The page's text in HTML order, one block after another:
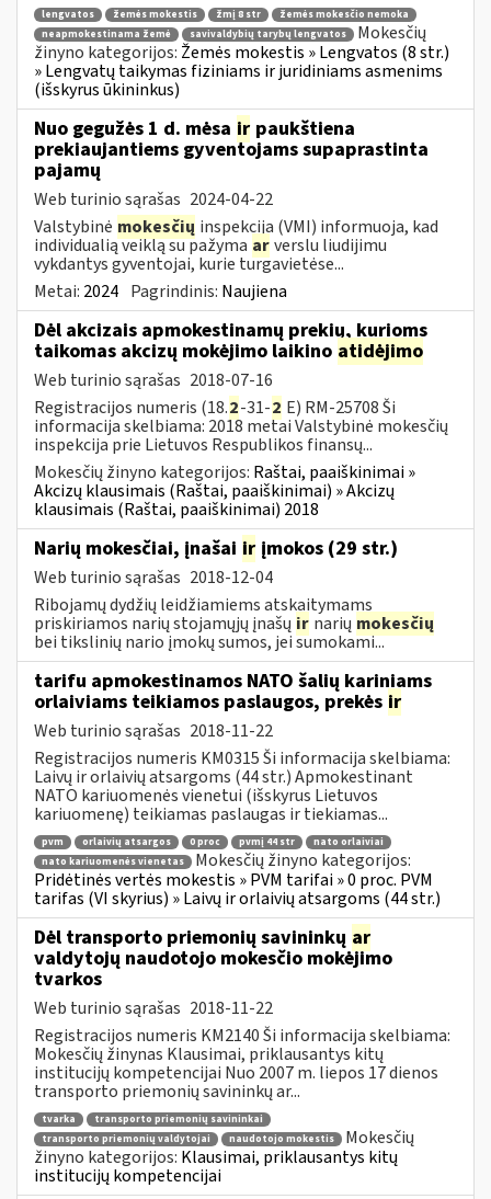
lengvatos žemės mokestis žmį 8 str
žemės mokesčio nemoka
neapmokestinama žemė
savivaldybių tarybų lengvatos
Mokesčių
žinyno kategorijos: Žemės mokestis » Lengvatos (8 str.)
» Lengvatų taikymas fiziniams ir juridiniams asmenims
(išskyrus ūkininkus)
Nuo gegužės 1 d. mėsa ir paukštiena
prekiaujantiems gyventojams supaprastinta
pajamų
Web turinio sąrašas 2024-04-22
Valstybinė mokesčių inspekcija (VMI) informuoja, kad
individualią veiklą su pažyma arverslu liudijimu
vykdantys gyventojai, kurie turgavietėse...
Metai: 2024 Pagrindinis: Naujiena
Dėl akcizais apmokestinamų prekių, kurioms
taikomas akcizų mokėjimo laikino atidėjimo
Web turinio sąrašas 2018-07-16
Registracijos numeris (18.2-31-2 E) RM-25708 Ši
informacija skelbiama: 2018 metai Valstybinė mokesčių
inspekcija prie Lietuvos Respublikos finansų...
Mokesčių žinyno kategorijos: Raštai, paaiškinimai »
Akcizų klausimais (Raštai, paaiškinimai) » Akcizų
klausimais (Raštai, paaiškinimai) 2018
Narių mokesčiai, įnašai ir įmokos (29 str.)
Web turinio sąrašas 2018-12-04
Ribojamų dydžių leidžiamiems atskaitymams
priskiriamos narių stojamųjų įnašų ir narių mokesčių
bei tikslinių nario įmokų sumos, jei sumokami...
tarifu apmokestinamos NATO šalių kariniams
orlaiviams teikiamos paslaugos, prekės ir
Web turinio sąrašas 2018-11-22
Registracijos numeris KM0315 Ši informacija skelbiama:
Laivų ir orlaivių atsargoms (44 str.) Apmokestinant
NATO kariuomenės vienetui (išskyrus Lietuvos
kariuomenę) teikiamas paslaugas ir tiekiamas...
pvm orlaivių atsargos 0 proc pvmį 44 str
nato orlaiviai
nato kariuomenės vienetas
Mokesčių žinyno kategorijos:
Pridėtinės vertės mokestis » PVM tarifai » 0 proc. PVM
tarifas (VI skyrius) » Laivų ir orlaivių atsargoms (44 str.)
Dėl transporto priemonių savininkų ar
valdytojų naudotojo mokesčio mokėjimo
tvarkos
Web turinio sąrašas 2018-11-22
Registracijos numeris KM2140 Ši informacija skelbiama:
Mokesčių žinynas Klausimai, priklausantys kitų
institucijų kompetencijai Nuo 2007 m. liepos 17 dienos
transporto priemonių savininkų ar...
tvarka
transporto priemonių savininkai
transporto priemonių valdytojai
naudotojo mokestis
Mokesčių
žinyno kategorijos: Klausimai, priklausantys kitų
institucijų kompetencijai